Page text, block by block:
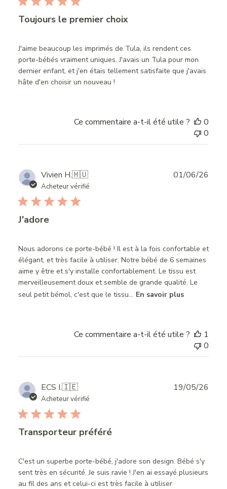
Toujours le premier choix
J'aime beaucoup les imprimés de Tula, ils rendent ces
porte-bébés vraiment uniques. J'avais un Tula pour mon
dernier enfant, et j'en étais tellement satisfaite que j'avais
hâte d'en choisir un nouveau !
Ce commentaire a-t-il été utile ?
0
0
Vivien H.🇭🇺
Acheteur vérifié
J'adore
Nous adorons ce porte-bébé ! Il est à la fois confortable et
élégant, et très facile à utiliser. Notre bébé de 6 semaines
aime y être et s'y installe confortablement. Le tissu est
merveilleusement doux et semble de grande qualité. Le
seul petit bémol, c'est que le tissu... En savoir plus
01/06/26
Ce commentaire a-t-il été utile ?
1
0
ECS I.🇮🇪
Acheteur vérifié
Transporteur préféré
C'est un superbe porte-bébé, j'adore son design. Bébé s'y
sent très en sécurité. Je suis ravie ! J'en ai essayé plusieurs
au fil des ans et celui-ci est très facile à utiliser
19/05/26